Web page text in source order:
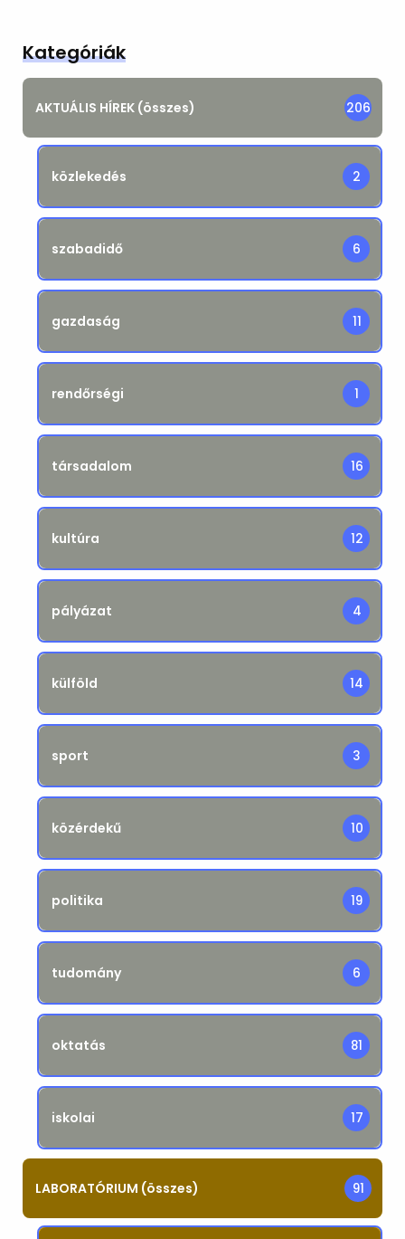
Kategóriák
AKTUÁLIS HÍREK (összes) 206
közlekedés 2
szabadidő 6
gazdaság 11
rendőrségi 1
társadalom 16
kultúra 12
pályázat 4
külföld 14
sport 3
közérdekű 10
politika 19
tudomány 6
oktatás 81
iskolai 17
LABORATÓRIUM (összes) 91